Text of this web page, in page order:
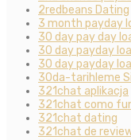
2redbeans Dating
3 month payday
30 day pay day
30 day payday
30 day payday
30da-tarihleme
321chat aplikacja
321chat como
321chat dating
321chat de